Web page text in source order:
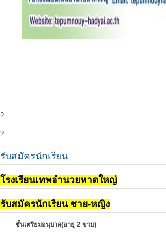
?
?
รับสมัครนักเรียน
โรงเรียนเทพอำนวยหาดใหญ่
รับสมัครนักเรียน ชาย-หญิง
ชั้นเตรียมอนุบาล(อายุ 2 ขวบ)